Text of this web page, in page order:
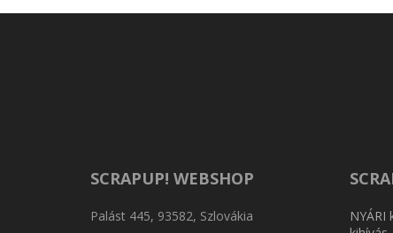
SCRAPUP! WEBSHOP
Palást 445, 93582, Szlovákia
NYÁRI